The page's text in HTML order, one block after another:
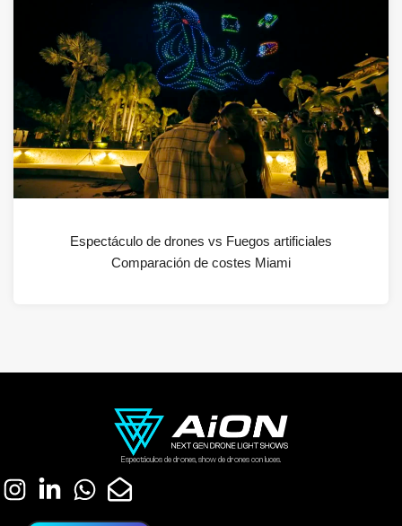
Espectáculo de drones vs Fuegos artificiales
Comparación de costes Miami
Espectáculos de drones, show de drones con luces.